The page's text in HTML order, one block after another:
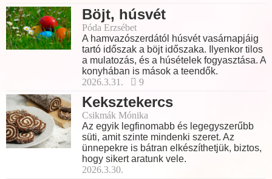
Böjt, húsvét
Póda Erzsébet
A hamvazószerdától húsvét vasárnapjáig
tartó időszak a böjt időszaka. Ilyenkor tilos
a mulatozás, és a húsételek fogyasztása. A
konyhában is mások a teendők.
2026.3.31.
9
Keksztekercs
Csikmák Mónika
Az egyik legfinomabb és legegyszerűbb
süti, amit szinte mindenki szeret. Az
ünnepekre is bátran elkészíthetjük, biztos,
hogy sikert aratunk vele.
2026.3.30.